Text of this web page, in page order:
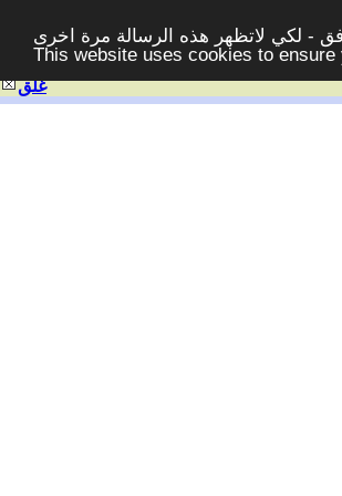
- لكي لاتظهر هذه الرسالة مرة اخرى -
This website uses cookies to
غلق